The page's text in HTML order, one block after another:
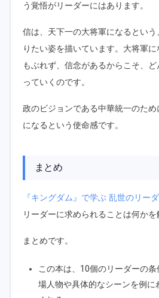
う覚悟がリーダーにはあります。
信は、天下一の大将軍になるとい
りたい姿を描いています。大将軍
もぶれず、信念があるからこそ、
っていくのです。
政のビジョンである中華統一のた
になるという使命感です。
まとめ
『キングダム』で学ぶ 乱世のリー
リーダーに求められることは何かを
まとめです。
この本は、10個のリーダーの
場人物や具体的なシーンを例に